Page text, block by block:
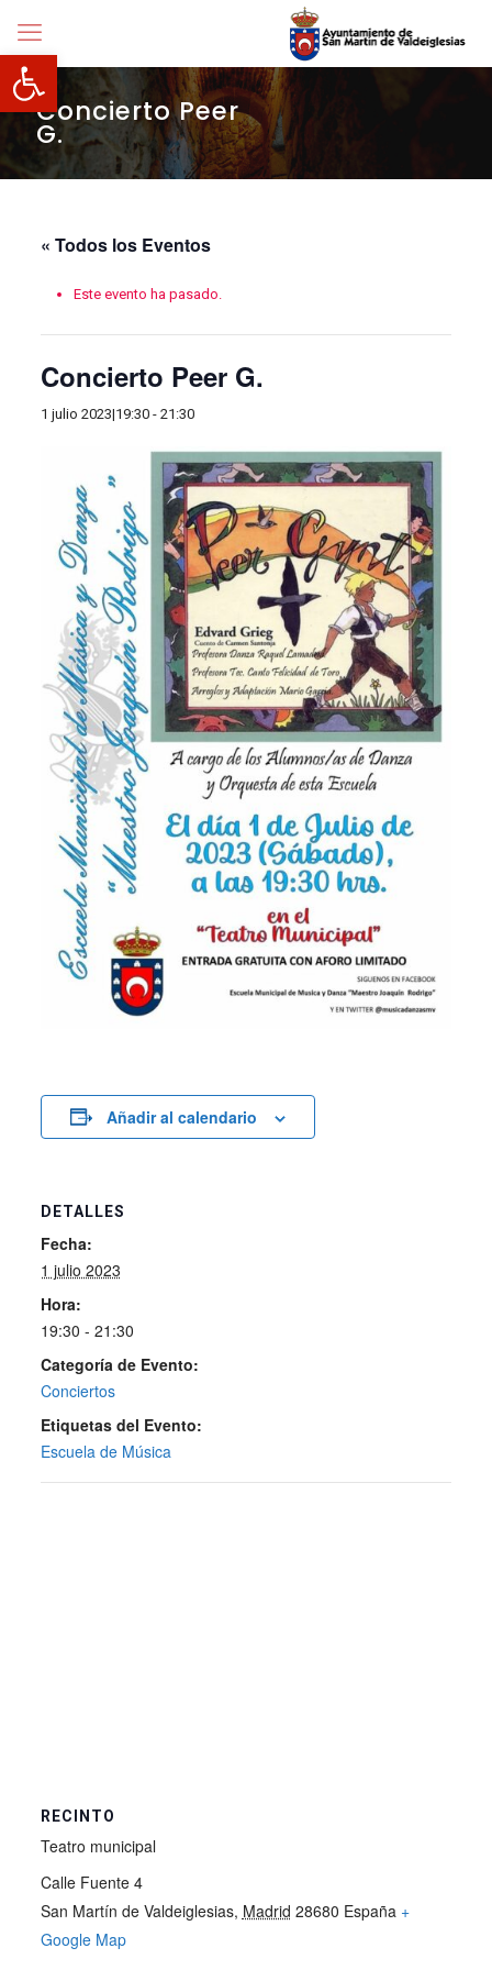
Abrir barra de herramientas
Concierto Peer
G.
« Todos los Eventos
Este evento ha pasado.
Concierto Peer G.
1 julio 2023|19:30- 21:30
Añadir al calendario
DETALLES
Fecha:
1 julio 2023
Hora:
19:30 - 21:30
Categoría de Evento:
Conciertos
Etiquetas del Evento:
Escuela de Música
RECINTO
Teatro municipal
Calle Fuente 4
San Martín de Valdeiglesias, Madrid 28680 España +
Google Map